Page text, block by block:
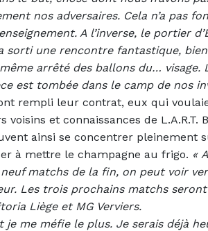
nos adversaires. Cela n’a pas
A l’inverse, le portier
sorti une rencontre fantastique,
arrêté des ballons du… visage.
est tombée dans le camp de nos
rempli leur contrat, eux qui
voisins et connaissances de
ainsi se concentrer pleinement
à mettre le champagne au frigo. «
neuf matchs de la fin, on peut voir
Les trois prochains matchs
Liège et MG Verviers.
je me méfie le plus. Je serais déjà